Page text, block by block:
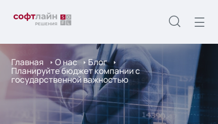
Главная О нас Блог
Планируйте бюджет компании с
государственной важностью